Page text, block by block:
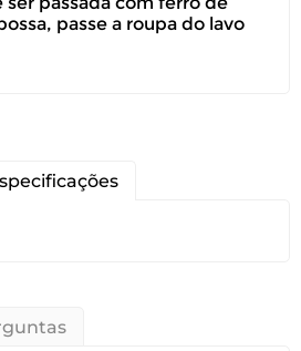
passe a roupa do lavo